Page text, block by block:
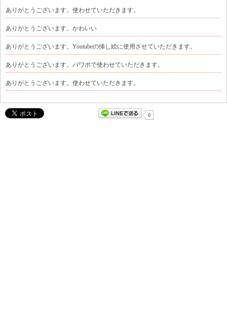
ありがとうございます。使わせていただきます。
ありがとうございます。かわいい
ありがとうございます。Youtubeの挿し絵に使用させていただきます。
ありがとうございます。パワポで使わせていただきます。
ありがとうございます。使わせていただきます。
0